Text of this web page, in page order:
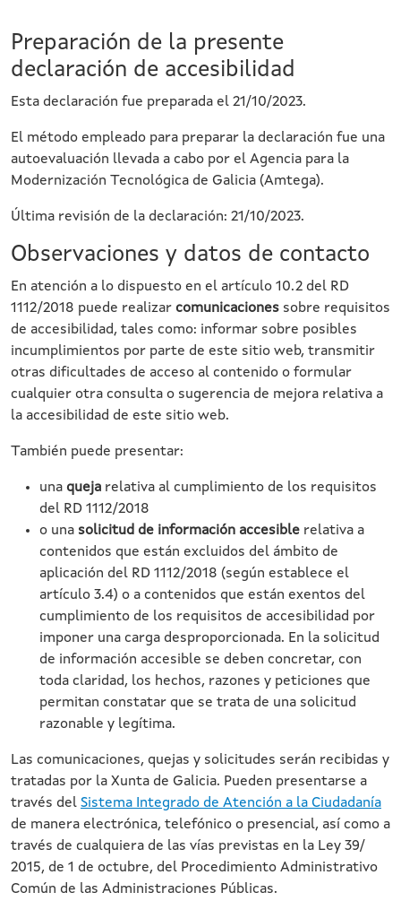
Preparación de la presente
declaración de accesibilidad
Esta declaración fue preparada el 21/10/2023.
El método empleado para preparar la declaración fue una
autoevaluación llevada a cabo por el Agencia para la
Modernización Tecnológica de Galicia (Amtega).
Última revisión de la declaración: 21/10/2023.
Observaciones y datos de contacto
En atención a lo dispuesto en el artículo 10.2 del RD
1112/2018 puede realizar comunicaciones sobre requisitos
de accesibilidad, tales como: informar sobre posibles
incumplimientos por parte de este sitio web, transmitir
otras dificultades de acceso al contenido o formular
cualquier otra consulta o sugerencia de mejora relativa a
la accesibilidad de este sitio web.
También puede presentar:
una queja relativa al cumplimiento de los requisitos
del RD 1112/2018
o una solicitud de información accesible relativa a
contenidos que están excluidos del ámbito de
aplicación del RD 1112/2018 (según establece el
artículo 3.4) o a contenidos que están exentos del
cumplimiento de los requisitos de accesibilidad por
imponer una carga desproporcionada. En la solicitud
de información accesible se deben concretar, con
toda claridad, los hechos, razones y peticiones que
permitan constatar que se trata de una solicitud
razonable y legítima.
Las comunicaciones, quejas y solicitudes serán recibidas y
tratadas por la Xunta de Galicia. Pueden presentarse a
través del Sistema Integrado de Atención a la Ciudadanía
de manera electrónica, telefónico o presencial, así como a
través de cualquiera de las vías previstas en la Ley 39/
2015, de 1 de octubre, del Procedimiento Administrativo
Común de las Administraciones Públicas.